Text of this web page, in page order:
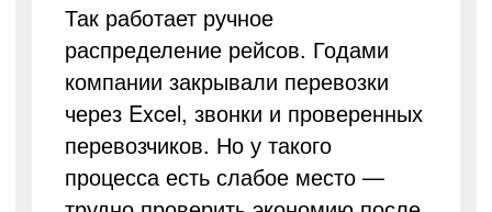
Так работает ручное
распределение рейсов. Годами
компании закрывали перевозки
через Excel, звонки и проверенных
перевозчиков. Но у такого
процесса есть слабое место —